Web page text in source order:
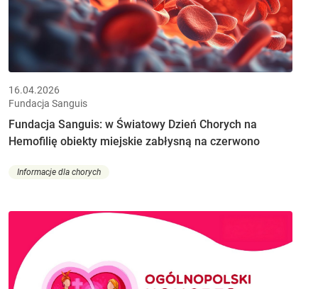
16.04.2026
Fundacja Sanguis
Fundacja Sanguis: w Światowy Dzień Chorych na
Hemofilię obiekty miejskie zabłysną na czerwono
Informacje dla chorych